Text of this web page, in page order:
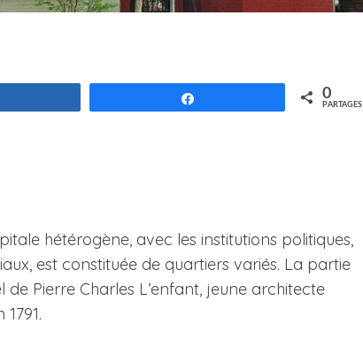
0
PARTAGES
hétérogène, avec les institutions politiques,
est constituée de quartiers variés. La partie
de Pierre Charles L’enfant, jeune architecte